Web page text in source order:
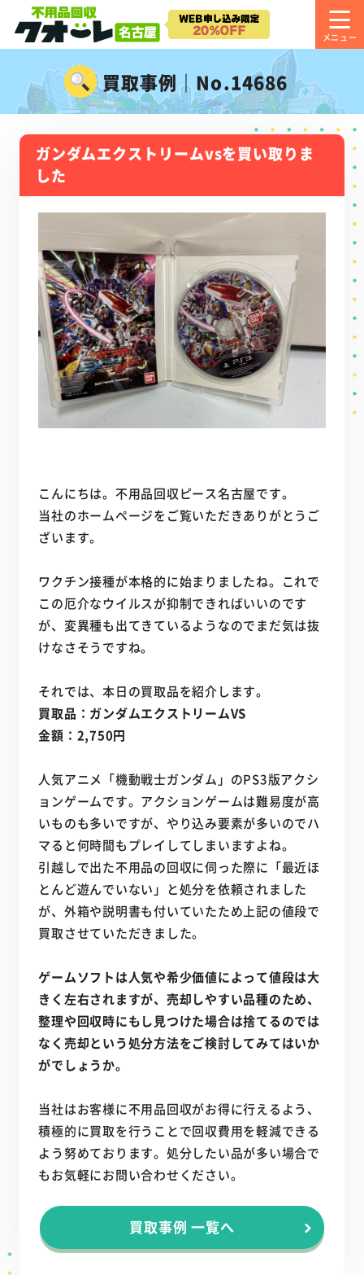
買取事例｜No.14686
ガンダムエクストリームvsを買い取りま
した
こんにちは。不用品回収ピース名古屋です。
当社のホームページをご覧いただきありがとうご
ざいます。
ワクチン接種が本格的に始まりましたね。これで
この厄介なウイルスが抑制できればいいのです
が、変異種も出てきているようなのでまだ気は抜
けなさそうですね。
それでは、本日の買取品を紹介します。
買取品：ガンダムエクストリームVS
金額：2,750円
人気アニメ「機動戦士ガンダム」のPS3版アクシ
ョンゲームです。アクションゲームは難易度が高
いものも多いですが、やり込み要素が多いのでハ
マると何時間もプレイしてしまいますよね。
引越しで出た不用品の回収に伺った際に「最近ほ
とんど遊んでいない」と処分を依頼されました
が、外箱や説明書も付いていたため上記の値段で
買取させていただきました。
ゲームソフトは人気や希少価値によって値段は大
きく左右されますが、売却しやすい品種のため、
整理や回収時にもし見つけた場合は捨てるのでは
なく売却という処分方法をご検討してみてはいか
がでしょうか。
当社はお客様に不用品回収がお得に行えるよう、
積極的に買取を行うことで回収費用を軽減できる
よう努めております。処分したい品が多い場合で
もお気軽にお問い合わせください。
買取事例 一覧へ